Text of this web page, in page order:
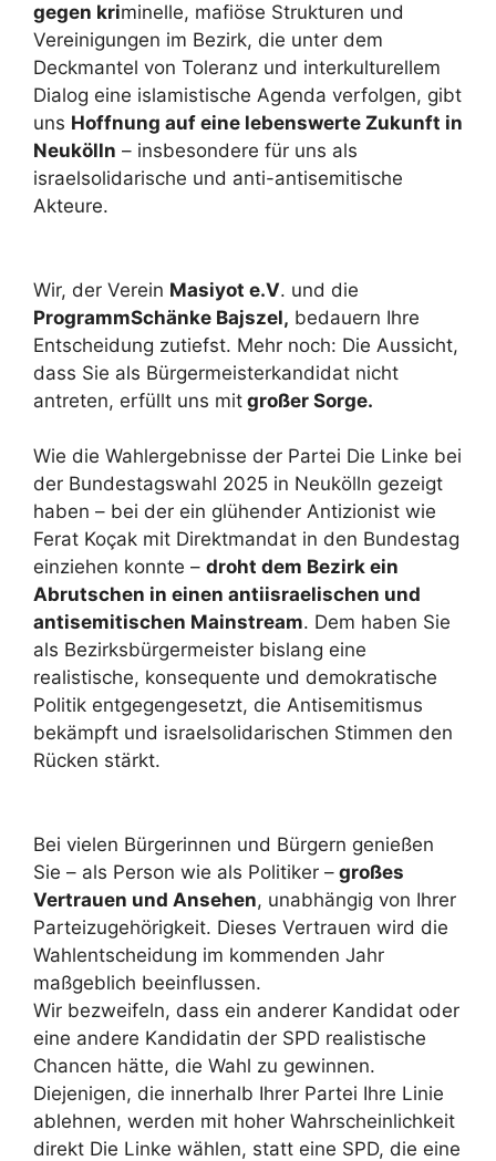
gegen kriminelle, mafiöse Strukturen und
Vereinigungen im Bezirk, die unter dem
Deckmantel von Toleranz und interkulturellem
Dialog eine islamistische Agenda verfolgen, gibt
uns Hoffnung auf eine lebenswerte Zukunft in
Neukölln – insbesondere für uns als
israelsolidarische und anti-antisemitische
Akteure.
Wir, der Verein Masiyot e.V. und die
ProgrammSchänke Bajszel, bedauern Ihre
Entscheidung zutiefst. Mehr noch: Die Aussicht,
dass Sie als Bürgermeisterkandidat nicht
antreten, erfüllt uns mit großer Sorge.
Wie die Wahlergebnisse der Partei Die Linke bei
der Bundestagswahl 2025 in Neukölln gezeigt
haben – bei der ein glühender Antizionist wie
Ferat Koçak mit Direktmandat in den Bundestag
einziehen konnte – droht dem Bezirk ein
Abrutschen in einen antiisraelischen und
antisemitischen Mainstream. Dem haben Sie
als Bezirksbürgermeister bislang eine
realistische, konsequente und demokratische
Politik entgegengesetzt, die Antisemitismus
bekämpft und israelsolidarischen Stimmen den
Rücken stärkt.
Bei vielen Bürgerinnen und Bürgern genießen
Sie – als Person wie als Politiker – großes
Vertrauen und Ansehen, unabhängig von Ihrer
Parteizugehörigkeit. Dieses Vertrauen wird die
Wahlentscheidung im kommenden Jahr
maßgeblich beeinflussen.
Wir bezweifeln, dass ein anderer Kandidat oder
eine andere Kandidatin der SPD realistische
Chancen hätte, die Wahl zu gewinnen.
Diejenigen, die innerhalb Ihrer Partei Ihre Linie
ablehnen, werden mit hoher Wahrscheinlichkeit
direkt Die Linke wählen, statt eine SPD, die eine